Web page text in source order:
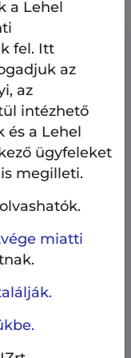
a Lehel
fel. Itt
az
az
intézhető
és a Lehel
ügyfeleket
megilleti.
miatti